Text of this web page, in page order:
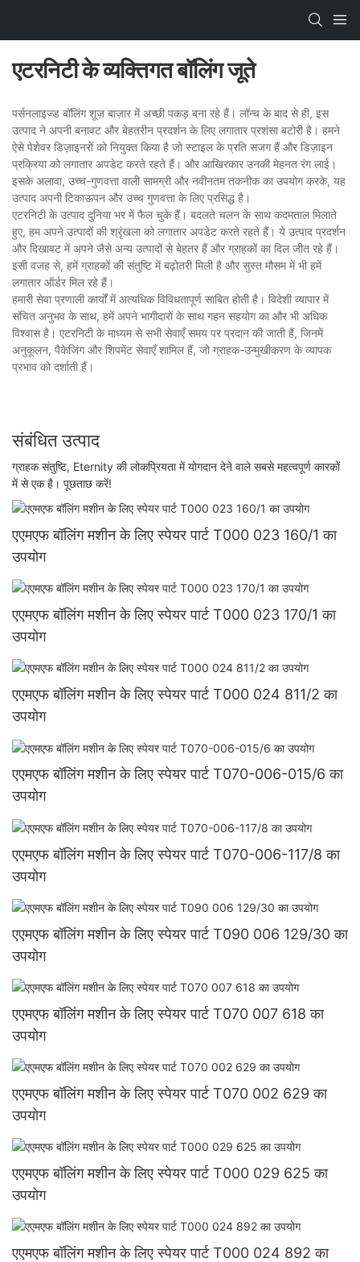
एटरनिटी के व्यक्तिगत बॉलिंग जूते
पर्सनलाइज्ड बॉलिंग शूज़ बाज़ार में अच्छी पकड़ बना रहे हैं। लॉन्च के बाद से ही, इस
उत्पाद ने अपनी बनावट और बेहतरीन प्रदर्शन के लिए लगातार प्रशंसा बटोरी है। हमने
ऐसे पेशेवर डिज़ाइनरों को नियुक्त किया है जो स्टाइल के प्रति सजग हैं और डिज़ाइन
प्रक्रिया को लगातार अपडेट करते रहते हैं। और आखिरकार उनकी मेहनत रंग लाई।
इसके अलावा, उच्च-गुणवत्ता वाली सामग्री और नवीनतम तकनीक का उपयोग करके, यह
उत्पाद अपनी टिकाऊपन और उच्च गुणवत्ता के लिए प्रसिद्ध है।
एटरनिटी के उत्पाद दुनिया भर में फैल चुके हैं। बदलते चलन के साथ कदमताल मिलाते
हुए, हम अपने उत्पादों की श्रृंखला को लगातार अपडेट करते रहते हैं। ये उत्पाद प्रदर्शन
और दिखावट में अपने जैसे अन्य उत्पादों से बेहतर हैं और ग्राहकों का दिल जीत रहे हैं।
इसी वजह से, हमें ग्राहकों की संतुष्टि में बढ़ोतरी मिली है और सुस्त मौसम में भी हमें
लगातार ऑर्डर मिल रहे हैं।
हमारी सेवा प्रणाली कार्यों में अत्यधिक विविधतापूर्ण साबित होती है। विदेशी व्यापार में
संचित अनुभव के साथ, हमें अपने भागीदारों के साथ गहन सहयोग का और भी अधिक
विश्वास है। एटरनिटी के माध्यम से सभी सेवाएँ समय पर प्रदान की जाती हैं, जिनमें
अनुकूलन, पैकेजिंग और शिपमेंट सेवाएँ शामिल हैं, जो ग्राहक-उन्मुखीकरण के व्यापक
प्रभाव को दर्शाती हैं।
संबंधित उत्पाद
ग्राहक संतुष्टि, Eternity की लोकप्रियता में योगदान देने वाले सबसे महत्वपूर्ण कारकों
में से एक है। पूछताछ करें!
एएमएफ बॉलिंग मशीन के लिए स्पेयर पार्ट T000 023 160/1 का
उपयोग
एएमएफ बॉलिंग मशीन के लिए स्पेयर पार्ट T000 023 170/1 का
उपयोग
एएमएफ बॉलिंग मशीन के लिए स्पेयर पार्ट T000 024 811/2 का
उपयोग
एएमएफ बॉलिंग मशीन के लिए स्पेयर पार्ट T070-006-015/6 का
उपयोग
एएमएफ बॉलिंग मशीन के लिए स्पेयर पार्ट T070-006-117/8 का
उपयोग
एएमएफ बॉलिंग मशीन के लिए स्पेयर पार्ट T090 006 129/30 का
उपयोग
एएमएफ बॉलिंग मशीन के लिए स्पेयर पार्ट T070 007 618 का
उपयोग
एएमएफ बॉलिंग मशीन के लिए स्पेयर पार्ट T070 002 629 का
उपयोग
एएमएफ बॉलिंग मशीन के लिए स्पेयर पार्ट T000 029 625 का
उपयोग
एएमएफ बॉलिंग मशीन के लिए स्पेयर पार्ट T000 024 892 का